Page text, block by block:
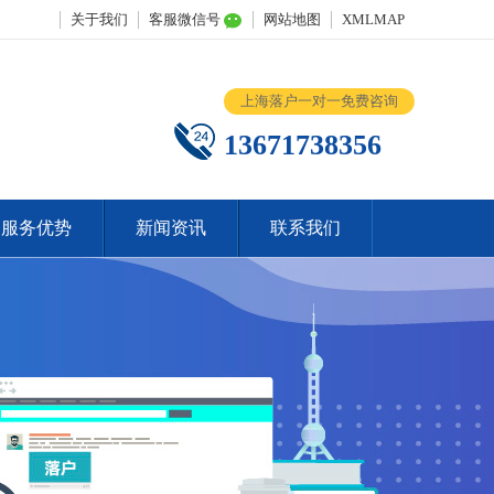
关于我们 客服微信号 网站地图 XMLMAP
上海落户一对一免费咨询
13671738356
服务优势 新闻资讯 联系我们